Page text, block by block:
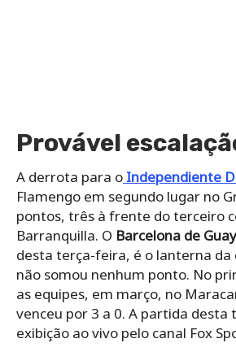
Provável
A derrota para o Independiente
Flamengo em segundo lugar no
pontos, três à frente do terceiro
Barranquilla. O Barcelona de
desta terça-feira, é o lanterna da
não somou nenhum ponto. No
as equipes, em março, no
venceu por 3 a 0. A partida desta
exibição ao vivo pelo canal Fox